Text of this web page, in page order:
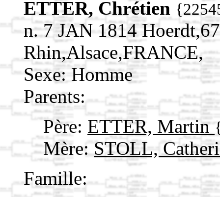
ETTER, Chrétien
n. 7 JAN 1814
Rhin,Alsace,FRANCE,
Sexe: Homme
Parents:
Père: ETTER, Martin
Mère: STOLL,
Famille: